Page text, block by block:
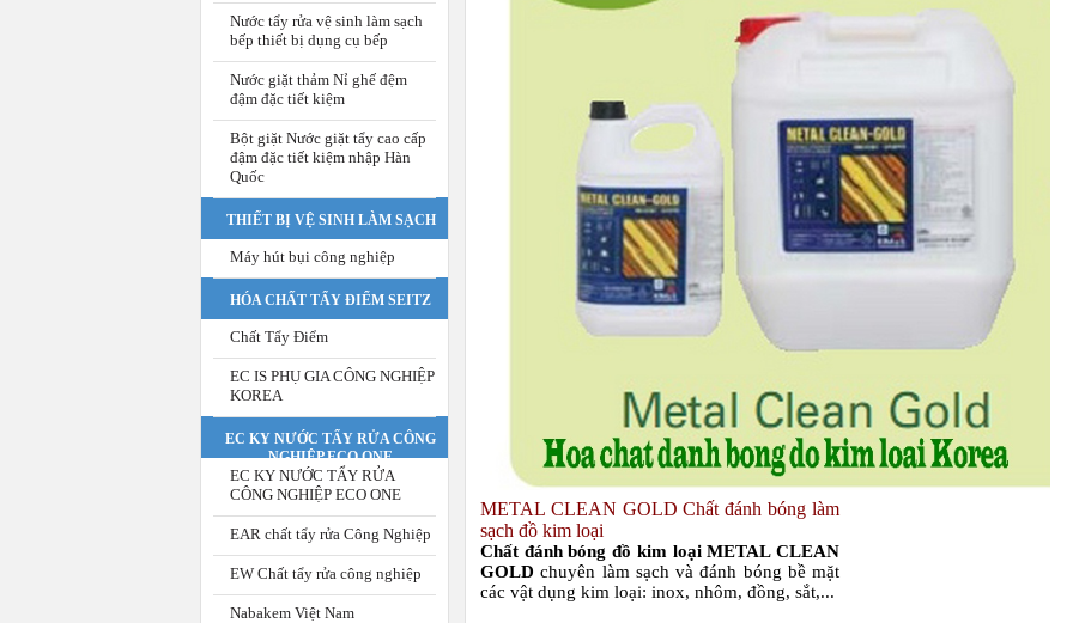
Nước tẩy rửa vệ sinh làm sạch
bếp thiết bị dụng cụ bếp
Nước giặt thảm Nỉ ghế đệm
đậm đặc tiết kiệm
Bột giặt Nước giặt tẩy cao cấp
đậm đặc tiết kiệm nhập Hàn
Quốc
THIẾT BỊ VỆ SINH LÀM SẠCH
Máy hút bụi công nghiệp
HÓA CHẤT TẨY ĐIỂM SEITZ
Chất Tẩy Điểm
EC IS PHỤ GIA CÔNG NGHIỆP
KOREA
EC KY NƯỚC TẨY RỬA CÔNG
NGHIỆP ECO ONE
EC KY NƯỚC TẨY RỬA
CÔNG NGHIỆP ECO ONE
EAR chất tẩy rửa Công Nghiệp
EW Chất tẩy rửa công nghiệp
Nabakem Việt Nam
METAL CLEAN GOLD Chất đánh bóng làm
sạch đồ kim loại
Chất đánh bóng đồ kim loại METAL CLEAN
GOLD chuyên làm sạch và đánh bóng bề mặt
các vật dụng kim loại: inox, nhôm, đồng, sắt,...